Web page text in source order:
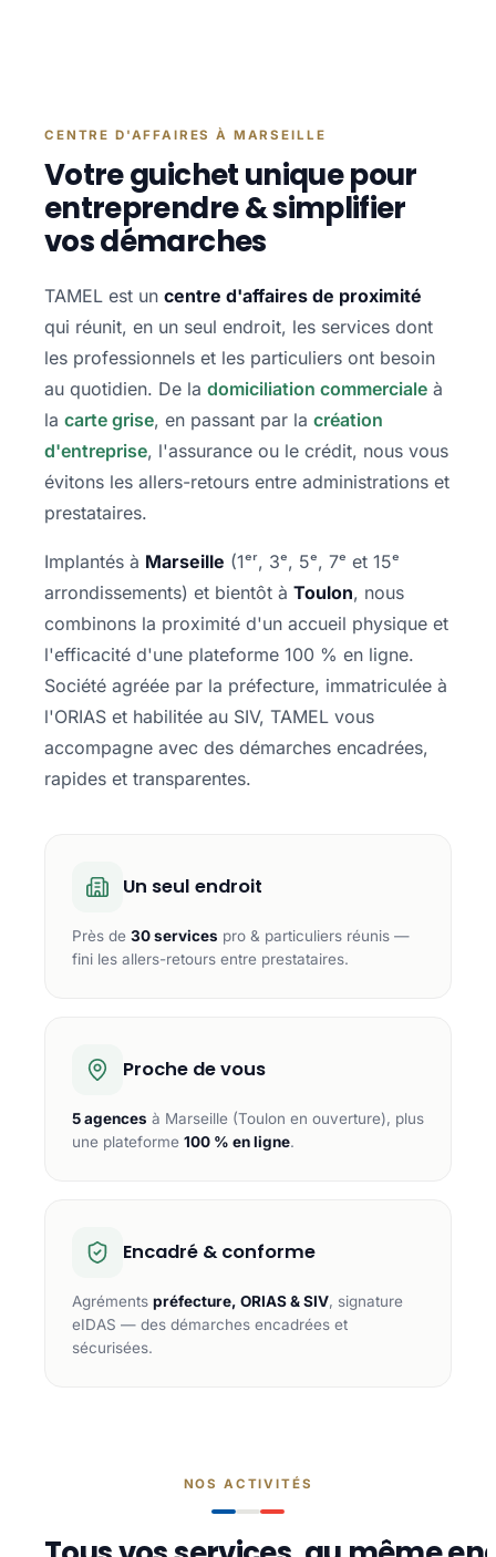
CENTRE D'AFFAIRES À MARSEILLE
Votre guichet unique pour
entreprendre & simplifier
vos démarches
TAMEL est un centre d'affaires de proximité
qui réunit, en un seul endroit, les services dont
les professionnels et les particuliers ont besoin
au quotidien. De la domiciliation commerciale à
la carte grise, en passant par la création
d'entreprise, l'assurance ou le crédit, nous vous
évitons les allers-retours entre administrations et
prestataires.
Implantés à Marseille (1ᵉʳ, 3ᵉ, 5ᵉ, 7ᵉ et 15ᵉ
arrondissements) et bientôt à Toulon, nous
combinons la proximité d'un accueil physique et
l'efficacité d'une plateforme 100 % en ligne.
Société agréée par la préfecture, immatriculée à
l'ORIAS et habilitée au SIV, TAMEL vous
accompagne avec des démarches encadrées,
rapides et transparentes.
Un seul endroit
Près de 30 services pro & particuliers réunis —
fini les allers-retours entre prestataires.
Proche de vous
5 agences à Marseille (Toulon en ouverture), plus
une plateforme 100 % en ligne.
Encadré & conforme
Agréments préfecture, ORIAS & SIV, signature
eIDAS — des démarches encadrées et
sécurisées.
NOS ACTIVITÉS